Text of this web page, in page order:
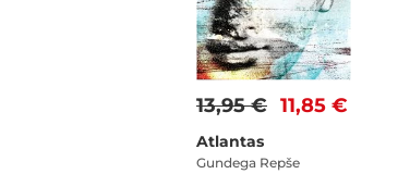
11,85 €
13,95 €
Atlantas
Gundega Repše